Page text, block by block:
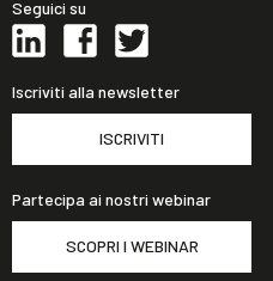
Seguici su
Iscriviti alla newsletter
ISCRIVITI
Partecipa ai nostri webinar
SCOPRI I WEBINAR